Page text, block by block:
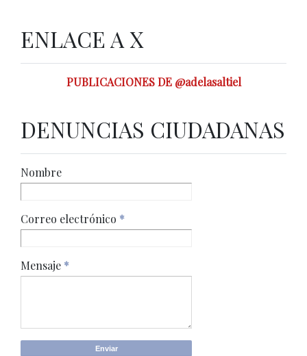
ENLACE A X
PUBLICACIONES DE @adelasaltiel
DENUNCIAS CIUDADANAS
Nombre
Correo electrónico *
Mensaje *